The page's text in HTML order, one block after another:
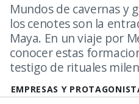
EMPRESAS Y
Mundos de cavernas y
los cenotes son la
Maya. En un viaje por
conocer estas
testigo de rituales